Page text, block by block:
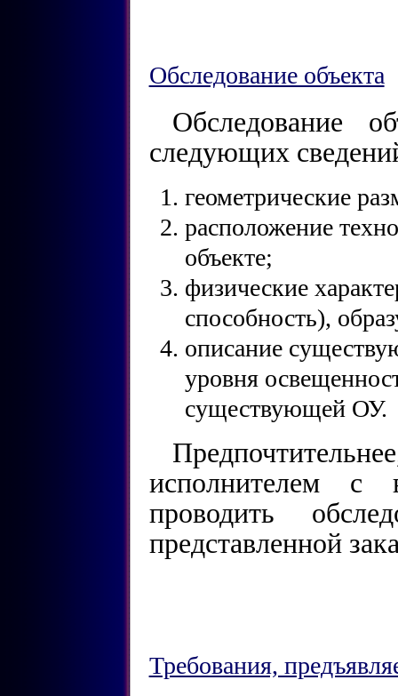
Обследование объекта
Обследование
следующих
геометрические
расположение
объекте;
физические
способность),
описание
уровня
существующей ОУ.
исполнителем с
проводить
представленной
Требования,